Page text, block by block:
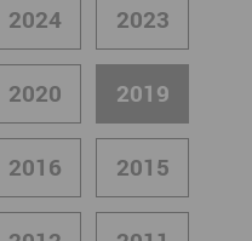
2024 2023
2020 2019
2016 2015